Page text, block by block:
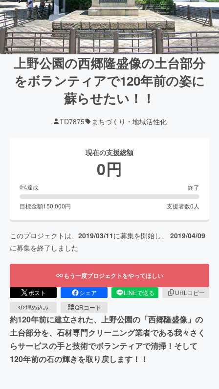
上野公園の西郷隆盛像の土台部分
をボランティアで120年前の姿に
蘇らせたい！！
TD7875 まちづくり・地域活性化
現在の支援総額
0円
0%達成 終了
目標金額150,000円 支援者数0 人
このプロジェクトは、 2019/03/11に募集を開始し、 2019/04/09
に募集を終了しました
もう一度プロジェクトをやってほしい
ポスト シェア LINEで送る
URLコピー
埋め込み
QRコード
約120年前に建立された、上野公園の「西郷隆盛像」の
土台部分を、石材専門クリーニング業者である我々さく
らサービスの手と技術でボランティアで清掃！そして
120年前の石の輝きを取り戻します！！